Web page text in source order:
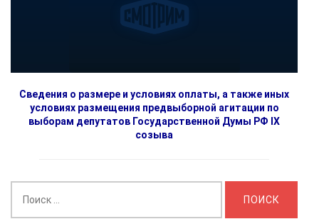
Сведения о размере и условиях оплаты, а также иных
условиях размещения предвыборной агитации по
выборам депутатов Государственной Думы РФ IX
созыва